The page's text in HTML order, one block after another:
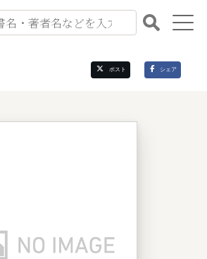
ポスト シェア